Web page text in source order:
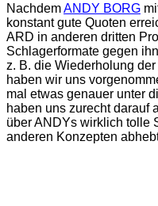
NachdemANDY BORG
konstant gute Quoten
ARD in anderen dritten
Schlagerformate gegen
z. B. die Wiederholung der
haben wir uns
mal etwas genauer unter
haben uns zurecht darauf
über ANDYs wirklich tolle
anderen Konzepten